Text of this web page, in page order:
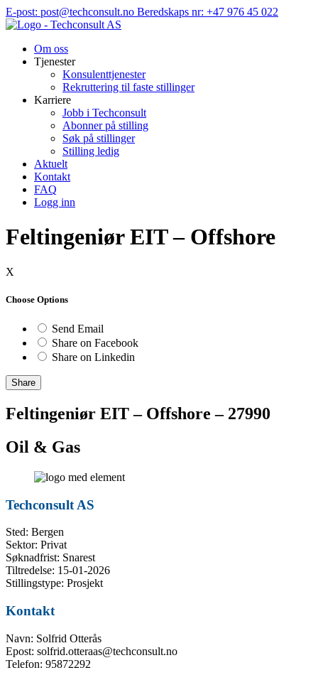
Hopp
til
E-post: post@techconsult.no Beredskaps nr: +47 976 45 022
Om oss
Tjenester
Konsulenttjenester
Rekruttering til faste stillinger
Karriere
Jobb i Techconsult
Abonner på stilling
Søk på stillinger
Stilling ledig
Aktuelt
Kontakt
FAQ
Logg inn
Feltingeniør EIT – Offshore
X
Choose Options
Send Email
Share on Facebook
Share on Linkedin
Share
Feltingeniør EIT – Offshore – 27990
Oil & Gas
Techconsult AS
Sted: Bergen
Sektor: Privat
Søknadfrist: Snarest
Tiltredelse: 15-01-2026
Stillingstype: Prosjekt
Kontakt
Navn: Solfrid Otterås
Epost: solfrid.otteraas@techconsult.no
Telefon: 95872292